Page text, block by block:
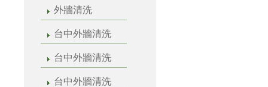
外牆清洗
台中外牆清洗
台中外牆清洗
台中外牆清洗